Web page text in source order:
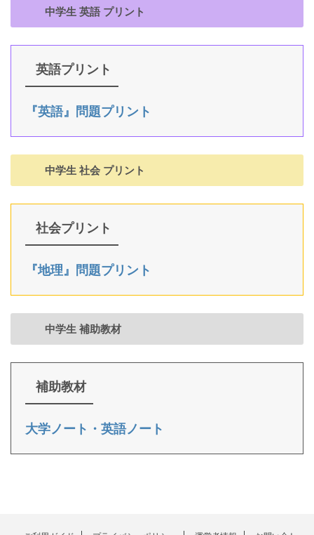
中学生 英語 プリント
英語プリント
『英語』問題プリント
中学生 社会 プリント
社会プリント
『地理』問題プリント
中学生 補助教材
補助教材
大学ノート・英語ノート